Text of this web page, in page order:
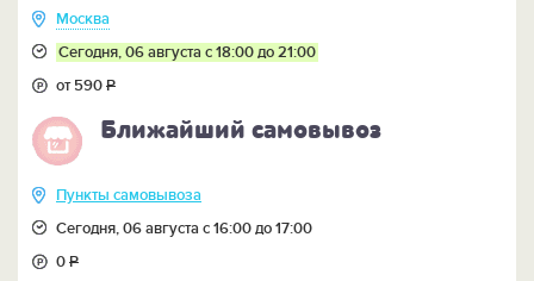
Москва
Сегодня, 06 августа с 18:00 до 21:00
от 590Р
Ближайший самовывоз
Пункты самовывоза
Сегодня, 06 августа с 16:00 до 17:00
0Р